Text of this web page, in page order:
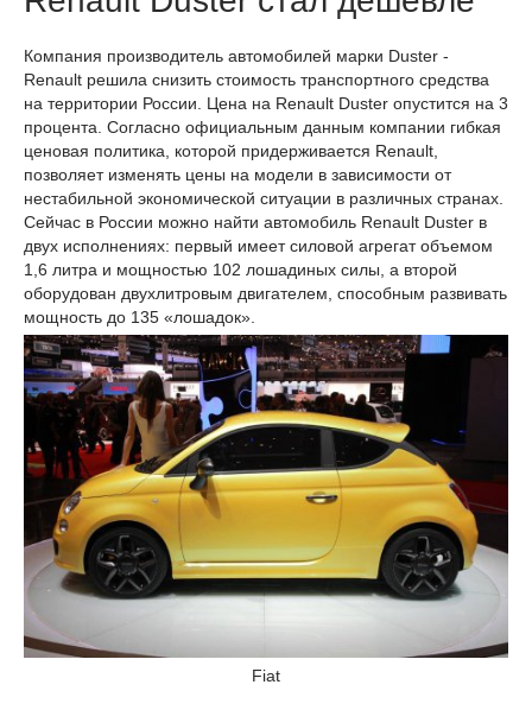
Компания производитель автомобилей марки Duster -
Renault решила снизить стоимость транспортного средства
на территории России. Цена на Renault Duster опустится на 3
процента. Согласно официальным данным компании гибкая
ценовая политика, которой придерживается Renault,
позволяет изменять цены на модели в зависимости от
нестабильной экономической ситуации в различных странах.
Сейчас в России можно найти автомобиль Renault Duster в
двух исполнениях: первый имеет силовой агрегат объемом
1,6 литра и мощностью 102 лошадиных силы, а второй
оборудован двухлитровым двигателем, способным развивать
мощность до 135 «лошадок».
Fiat